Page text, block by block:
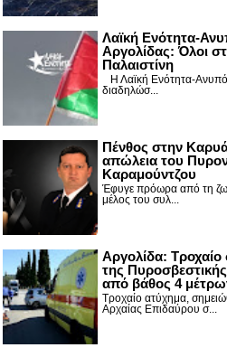
Λαϊκή Ενότητα-
Αργολίδας: Όλοι
Παλαιστίνη
Η Λαϊκή Ενότητα-
διαδηλώσ...
Πένθος στην
απώλεια του
Καραμούντζου
Έφυγε πρόωρα από τη
μέλος του συλ...
Αργολίδα: Τροχαίο
της
από βάθος 4
Τροχαίο ατύχημα,
Αρχαίας Επιδαύρου σ...